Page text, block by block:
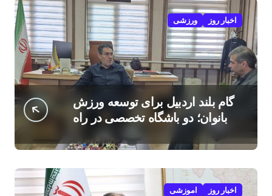
اخبار روز ورزشی
گام بلند اردبیل برای توسعه ورزش
بانوان؛ دو باشگاه تخصصی در راه
است
اخبار روز اموزشی